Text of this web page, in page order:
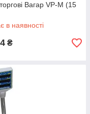
Вагар VP-M (15
в наявності
₴